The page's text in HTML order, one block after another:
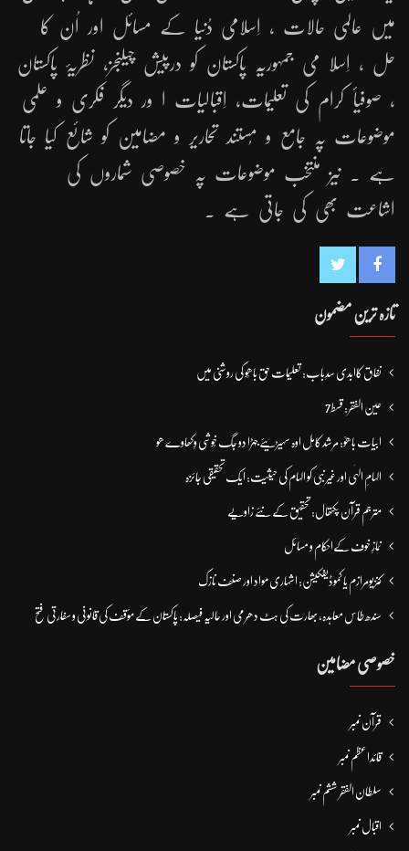
میں عالمی حالات ، اِسلامی دُنیا کے مسائل اور اُن کا
حل ، اِسلا می جمہوریّہ پاکستان کو درپیش چیلنجز، نظریۂ پاکستان
، صوفیأ کرام کی تعلیمات، اِقبالیات ا ور دیگر فکری و علمی
موضوعات پہ جامع و مُستند تحاریر و مضامین کو شائع کیا جاتا
ہے ۔ نیز منتخب موضوعات پہ خصوصی شماروں کی
اشاعت بھی کی جاتی ہے ۔
تازہ ترین مضمون
نفاق کاابدی سدِباب: تعلیمات حق باھُو کی روشنی میں
عین الفقر: قسط7
ابیات باھوؒ: مُرشد کامِل اوہ سہیڑیئے جہڑا دو جگ خُوشی وِکھاوے ھو
الہامِ الہٰی اور غیر نبی کو الہام کی حیثیت: ایک تحقیقی جائزہ
مترجم قرآن پکتھال: تحقیق کے نئے زاویے
نمازِ خوف کےاحکام و مسائل
کنزیومرازم یا کموڈیفکیشن: اشہاری مواد اور صنف نازک
سندھ طاس معاہدہ، بھارت کی ہٹ دھرمی اور حالیہ فیصلہ: پاکستان کے مؤقف کی قانونی و سفارتی فتح
خصوصی مضامین
قرآن نمبر
قائداعظم نمبر
سلطان الفقر ششم نمبر
اقبال نمبر